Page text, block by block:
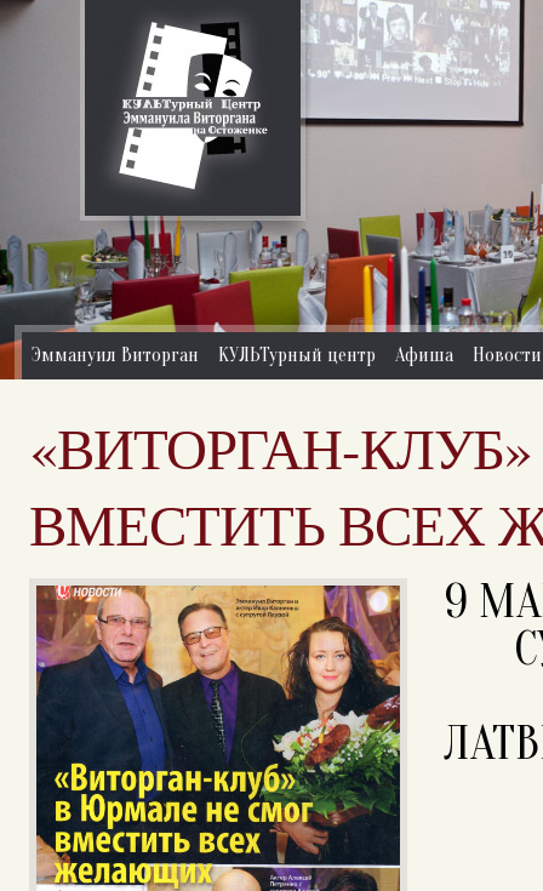
Эммануил Виторган КУЛЬТурный центр Афиша Новости
«ВИТОРГАН-
ВМЕСТИТЬ ВСЕХ
9